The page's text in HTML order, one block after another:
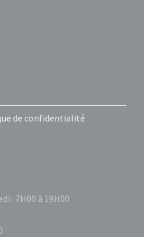
de confidentialité
: 7H00 à 19H00